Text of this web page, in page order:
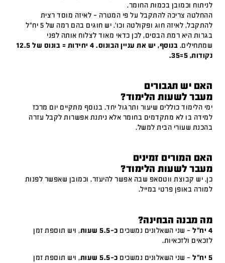
לניתוח וכמובן בכמות החומר.
ההחלטה צריכה להתקבל על פי המטרה – לאיזה מוסד רצית
להתקבל, לאיזה חוג ופקולטה וכו'. יש חוגים בהם רמה של 5 יח"ל
בגרות היא רמת הבסיס, לכן כדאי מאוד לצלוח אותה לפני
שמתחילים.
בנוסף, יש את עניין הבונוס. 4 יחידות = בונוס של 12.5
נקודות, 5=35.
האם יש תגבורים
מעבר לשעות הלימוד?
ימי הלימוד כוללים שיעור ותרגול יחד. בנוסף מתקיים יום מרכז
למידה בו לא מתקדמים בחומר אלא ניתנת אפשרות לקבל עזרה
בהכנת שעורי הבית למשל.
האם המורים זמינים
מעבר לשעות הלימוד?
כן. יש קבוצת ווטסאפ שבה אפשר להיעזר, וכמובן שאפשר לפנות
למורה באופן פרטי במייל.
מה מבנה הבחינה?
4 יח"ל – שני השאלונים נמשכים כ-5.5 שעות
, ויש תוספת זמן
לזכאים ולזכאיות.
5 יח"ל – שני השאלונים נמשכים כ-5.5 שעות
, ויש תוספת זמן